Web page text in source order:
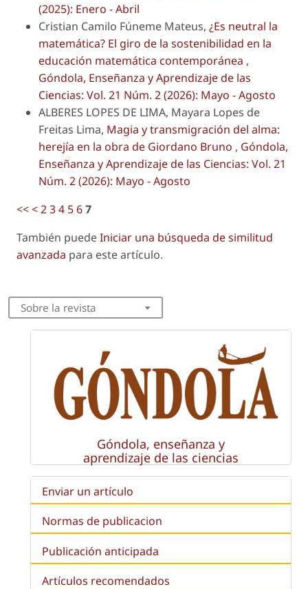
(2025): Enero - Abril
Cristian Camilo Fúneme Mateus, ¿Es neutral la
matemática? El giro de la sostenibilidad en la
educación matemática contemporánea ,
Góndola, Enseñanza y Aprendizaje de las
Ciencias: Vol. 21 Núm. 2 (2026): Mayo - Agosto
ALBERES LOPES DE LIMA, Mayara Lopes de
Freitas Lima, Magia y transmigración del alma:
herejía en la obra de Giordano Bruno , Góndola,
Enseñanza y Aprendizaje de las Ciencias: Vol. 21
Núm. 2 (2026): Mayo - Agosto
<<<234 567
También puedeIniciar una búsqueda de similitud
avanzada para este artículo.
Sobre la revista
Góndola, enseñanza y
aprendizaje de las ciencias
Enviar un artículo
Normas de publicacion
Publicación anticipada
Artículos recomendados